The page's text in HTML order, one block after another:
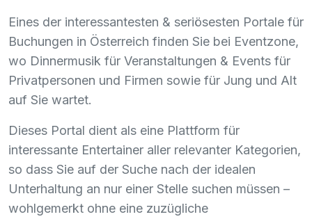
Eines der interessantesten & seriösesten Portale für
Buchungen in Österreich finden Sie bei Eventzone,
wo Dinnermusik für Veranstaltungen & Events für
Privatpersonen und Firmen sowie für Jung und Alt
auf Sie wartet.
Dieses Portal dient als eine Plattform für
interessante Entertainer aller relevanter Kategorien,
so dass Sie auf der Suche nach der idealen
Unterhaltung an nur einer Stelle suchen müssen –
wohlgemerkt ohne eine zuzügliche